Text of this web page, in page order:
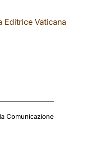
Vaticana
Comunicazione